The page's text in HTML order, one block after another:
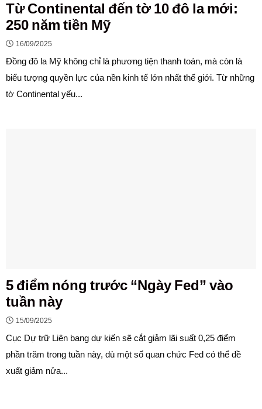
Từ Continental đến tờ 10 đô la mới:
250 năm tiền Mỹ
16/09/2025
Đồng đô la Mỹ không chỉ là phương tiện thanh toán, mà còn là
biểu tượng quyền lực của nền kinh tế lớn nhất thế giới. Từ những
tờ Continental yếu...
5 điểm nóng trước “Ngày Fed” vào
tuần này
15/09/2025
Cục Dự trữ Liên bang dự kiến sẽ cắt giảm lãi suất 0,25 điểm
phần trăm trong tuần này, dù một số quan chức Fed có thể đề
xuất giảm nửa...